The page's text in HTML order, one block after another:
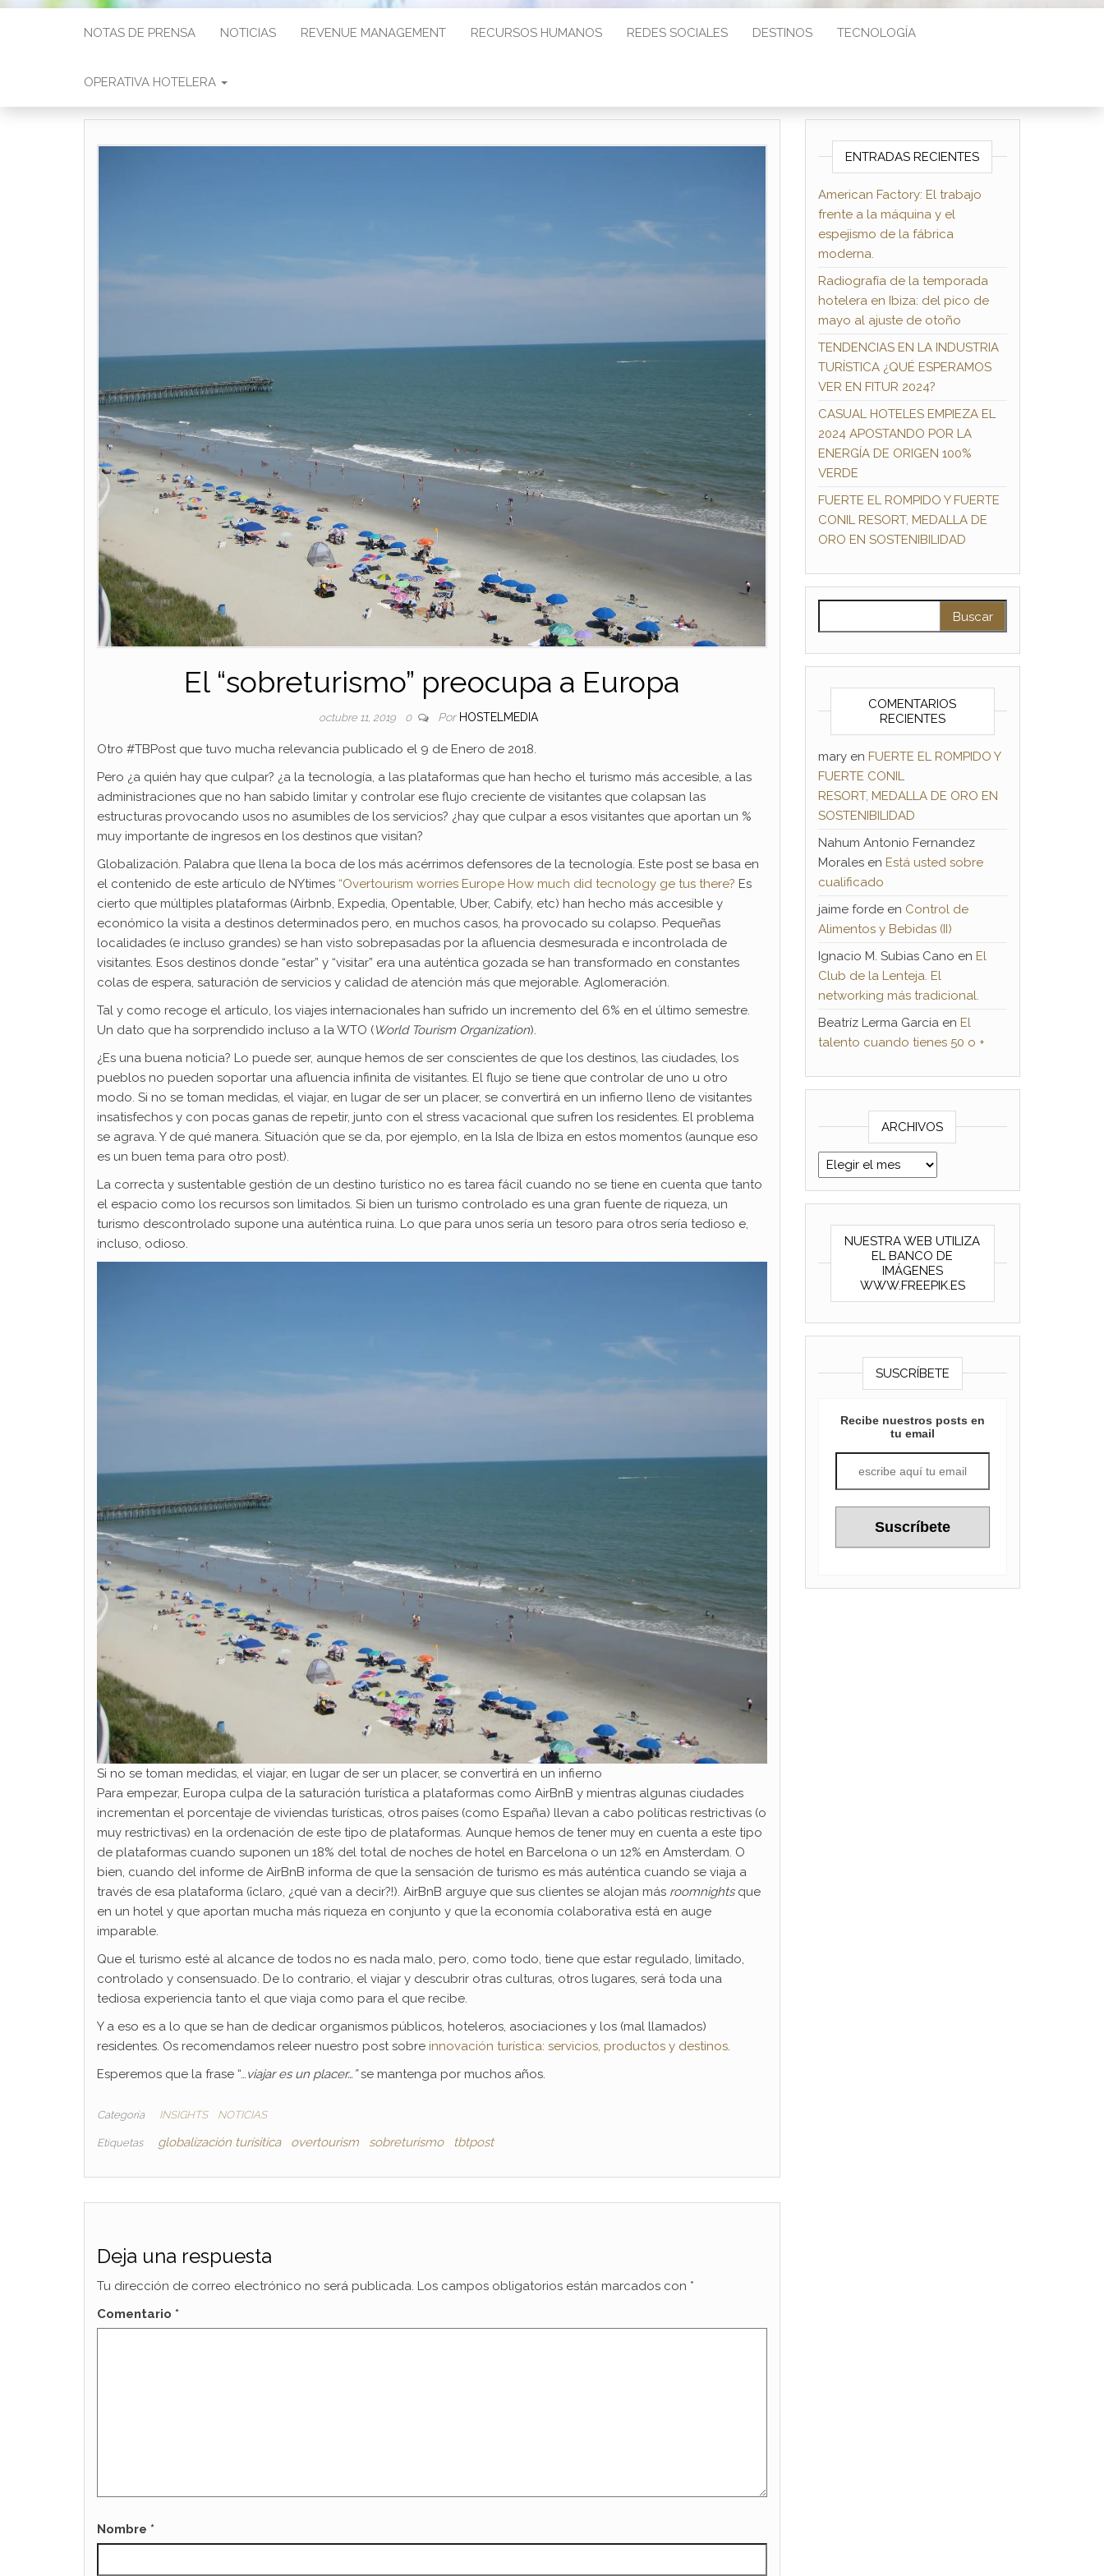
NOTAS DE PRENSA NOTICIAS REVENUE MANAGEMENT RECURSOS HUMANOS REDES SOCIALES DESTINOS TECNOLOGÍA
OPERATIVA HOTELERA
El “sobreturismo” preocupa a Europa
octubre 11, 2019 0 Por HOSTELMEDIA
Otro #TBPost que tuvo mucha relevancia publicado el 9 de Enero de 2018.
Pero ¿a quién hay que culpar? ¿a la tecnología, a las plataformas que han hecho el turismo más accesible, a las
administraciones que no han sabido limitar y controlar ese flujo creciente de visitantes que colapsan las
estructuras provocando usos no asumibles de los servicios? ¿hay que culpar a esos visitantes que aportan un %
muy importante de ingresos en los destinos que visitan?
Globalización. Palabra que llena la boca de los más acérrimos defensores de la tecnología. Este post se basa en
el contenido de este artículo de NYtimes “Overtourism worries Europe How much did tecnology ge tus there? Es
cierto que múltiples plataformas (Airbnb, Expedia, Opentable, Uber, Cabify, etc) han hecho más accesible y
económico la visita a destinos determinados pero, en muchos casos, ha provocado su colapso. Pequeñas
localidades (e incluso grandes) se han visto sobrepasadas por la afluencia desmesurada e incontrolada de
visitantes. Esos destinos donde “estar” y “visitar” era una auténtica gozada se han transformado en constantes
colas de espera, saturación de servicios y calidad de atención más que mejorable. Aglomeración.
Tal y como recoge el artículo, los viajes internacionales han sufrido un incremento del 6% en el último semestre.
Un dato que ha sorprendido incluso a la WTO (World Tourism Organization).
¿Es una buena noticia? Lo puede ser, aunque hemos de ser conscientes de que los destinos, las ciudades, los
pueblos no pueden soportar una afluencia infinita de visitantes. El flujo se tiene que controlar de uno u otro
modo. Si no se toman medidas, el viajar, en lugar de ser un placer, se convertirá en un infierno lleno de visitantes
insatisfechos y con pocas ganas de repetir, junto con el stress vacacional que sufren los residentes. El problema
se agrava. Y de qué manera. Situación que se da, por ejemplo, en la Isla de Ibiza en estos momentos (aunque eso
es un buen tema para otro post).
La correcta y sustentable gestión de un destino turístico no es tarea fácil cuando no se tiene en cuenta que tanto
el espacio como los recursos son limitados. Si bien un turismo controlado es una gran fuente de riqueza, un
turismo descontrolado supone una auténtica ruina. Lo que para unos sería un tesoro para otros sería tedioso e,
incluso, odioso.
Si no se toman medidas, el viajar, en lugar de ser un placer, se convertirá en un infierno
Para empezar, Europa culpa de la saturación turística a plataformas como AirBnB y mientras algunas ciudades
incrementan el porcentaje de viviendas turísticas, otros países (como España) llevan a cabo políticas restrictivas (o
muy restrictivas) en la ordenación de este tipo de plataformas. Aunque hemos de tener muy en cuenta a este tipo
de plataformas cuando suponen un 18% del total de noches de hotel en Barcelona o un 12% en Amsterdam. O
bien, cuando del informe de AirBnB informa de que la sensación de turismo es más auténtica cuando se viaja a
través de esa plataforma (¡claro, ¿qué van a decir?!). AirBnB arguye que sus clientes se alojan más roomnightsque
en un hotel y que aportan mucha más riqueza en conjunto y que la economía colaborativa está en auge
imparable.
Que el turismo esté al alcance de todos no es nada malo, pero, como todo, tiene que estar regulado, limitado,
controlado y consensuado. De lo contrario, el viajar y descubrir otras culturas, otros lugares, será toda una
tediosa experiencia tanto el que viaja como para el que recibe.
Y a eso es a lo que se han de dedicar organismos públicos, hoteleros, asociaciones y los (mal llamados)
residentes. Os recomendamos releer nuestro post sobre innovación turística: servicios, productos y destinos.
Esperemos que la frase “…viajar es un placer…”se mantenga por muchos años.
Categoría INSIGHTS NOTICIAS
Etiquetas globalización turísitica overtourism sobreturismo tbtpost
Deja una respuesta
Tu dirección de correo electrónico no será publicada. Los campos obligatorios están marcados con *
Comentario *
Nombre *
ENTRADAS RECIENTES
American Factory: El trabajo
frente a la máquina y el
espejismo de la fábrica
moderna.
Radiografía de la temporada
hotelera en Ibiza: del pico de
mayo al ajuste de otoño
TENDENCIAS EN LA INDUSTRIA
TURÍSTICA ¿QUÉ ESPERAMOS
VER EN FITUR 2024?
CASUAL HOTELES EMPIEZA EL
2024 APOSTANDO POR LA
ENERGÍA DE ORIGEN 100%
VERDE
FUERTE EL ROMPIDO Y FUERTE
CONIL RESORT, MEDALLA DE
ORO EN SOSTENIBILIDAD
COMENTARIOS
RECIENTES
maryen FUERTE EL ROMPIDO Y
FUERTE CONIL
RESORT, MEDALLA DE ORO EN
SOSTENIBILIDAD
Nahum Antonio Fernandez
Moralesen Está usted sobre
cualificado
jaime fordeen Control de
Alimentos y Bebidas (II)
Ignacio M. Subias Cano en El
Club de la Lenteja. El
networking más tradicional.
Beatríz Lerma Garciaen El
talento cuando tienes 50 o +
ARCHIVOS
Archivos
NUESTRA WEB UTILIZA
EL BANCO DE
IMÁGENES
WWW.FREEPIK.ES
SUSCRÍBETE
Recibe nuestros posts en
tu email